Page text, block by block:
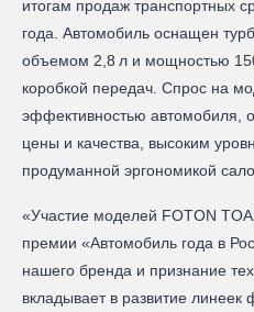
итогам продаж транспортных
года. Автомобиль оснащен
объемом 2,8 л и мощностью
коробкой передач. Спрос на
эффективностью автомобиля,
цены и качества, высоким
продуманной эргономикой
«Участие моделей FOTON
премии «Автомобиль года в
нашего бренда и признание
вкладывает в развитие линеек